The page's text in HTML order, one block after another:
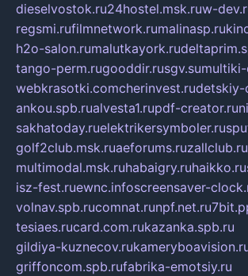
dieselvostok.ru24hostel.msk.ruw-
regsmi.rufilmnetwork.rumalinasp.ru
h2o-salon.rumalutkayork.ru
tango-perm.rugooddir.rusgv.su
webkrasotki.comcherinvest.rudetskiy-
ankou.spb.rualvesta1.rupdf-creator.ru
sakhatoday.ruelektrikersymboler.ru
golf2club.msk.ruaeforums.ruzallclub.ru
multimodal.msk.ruhabaigry.ruhaikko.ru
isz-fest.ruewnc.infoscreensaver-
volnav.spb.rucomnat.runpf.net.ru
tesiaes.rucard.com.rukazanka.spb.ru
gildiya-kuznecov.ru
griffoncom.spb.rufabrika-emotsiy.ru